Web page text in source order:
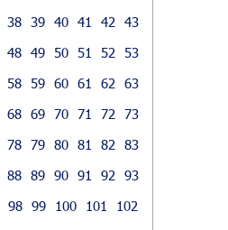
38 39 40 41 42
43
48 49 50 51 52
53
58 59 60 61 62
63
68 69 70 71 72
73
78 79 80 81 82
83
88 89 90 91 92
93
98 99 100 101
102